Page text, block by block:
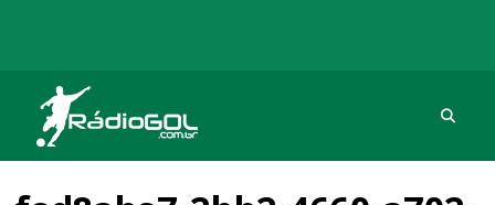
Rádio Gol
Há mais de 20 anos com as melhores coberturas